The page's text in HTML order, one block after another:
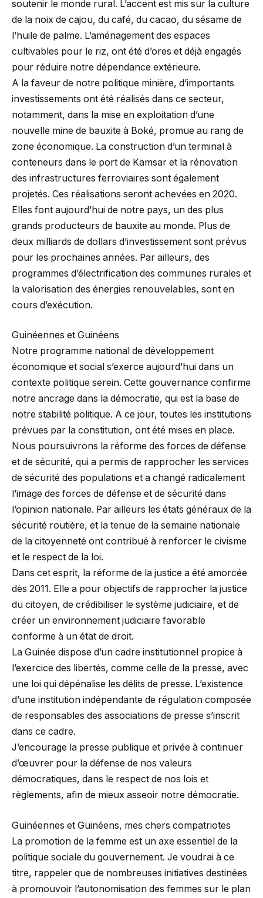
soutenir le monde rural. L’accent est mis sur la culture
de la noix de cajou, du café, du cacao, du sésame de
l’huile de palme. L’aménagement des espaces
cultivables pour le riz, ont été d’ores et déjà engagés
pour réduire notre dépendance extérieure.
A la faveur de notre politique minière, d’importants
investissements ont été réalisés dans ce secteur,
notamment, dans la mise en exploitation d’une
nouvelle mine de bauxite à Boké, promue au rang de
zone économique. La construction d’un terminal à
conteneurs dans le port de Kamsar et la rénovation
des infrastructures ferroviaires sont également
projetés. Ces réalisations seront achevées en 2020.
Elles font aujourd’hui de notre pays, un des plus
grands producteurs de bauxite au monde. Plus de
deux milliards de dollars d’investissement sont prévus
pour les prochaines années. Par ailleurs, des
programmes d’électrification des communes rurales et
la valorisation des énergies renouvelables, sont en
cours d’exécution.
Guinéennes et Guinéens
Notre programme national de développement
économique et social s’exerce aujourd’hui dans un
contexte politique serein. Cette gouvernance confirme
notre ancrage dans la démocratie, qui est la base de
notre stabilité politique. A ce jour, toutes les institutions
prévues par la constitution, ont été mises en place.
Nous poursuivrons la réforme des forces de défense
et de sécurité, qui a permis de rapprocher les services
de sécurité des populations et a changé radicalement
l’image des forces de défense et de sécurité dans
l’opinion nationale. Par ailleurs les états généraux de la
sécurité routière, et la tenue de la semaine nationale
de la citoyenneté ont contribué à renforcer le civisme
et le respect de la loi.
Dans cet esprit, la réforme de la justice a été amorcée
dès 2011. Elle a pour objectifs de rapprocher la justice
du citoyen, de crédibiliser le système judiciaire, et de
créer un environnement judiciaire favorable
conforme à un état de droit.
La Guinée dispose d’un cadre institutionnel propice à
l’exercice des libertés, comme celle de la presse, avec
une loi qui dépénalise les délits de presse. L’existence
d’une institution indépendante de régulation composée
de responsables des associations de presse s’inscrit
dans ce cadre.
J’encourage la presse publique et privée à continuer
d’œuvrer pour la défense de nos valeurs
démocratiques, dans le respect de nos lois et
règlements, afin de mieux asseoir notre démocratie.
Guinéennes et Guinéens, mes chers compatriotes
La promotion de la femme est un axe essentiel de la
politique sociale du gouvernement. Je voudrai à ce
titre, rappeler que de nombreuses initiatives destinées
à promouvoir l’autonomisation des femmes sur le plan